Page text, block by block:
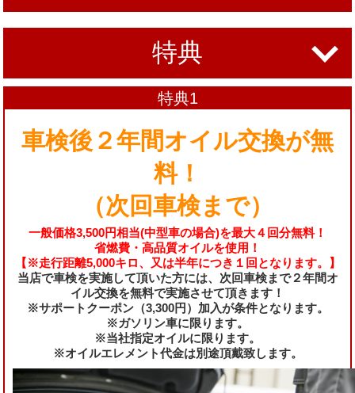
特典
特典1
車検後２年間オイル交換が無
料！
（次回車検まで）
一般価格3,500円相当(中型車の場合)を最大４回分無料！
省燃費・高品質オイルを使用！
【※走行距離5,000キロ、又は半年につき１回となります。】
当店で車検を実施して頂いた方には、次回車検まで２年間オ
イル交換を無料で実施させて頂きます！
※サポートクーポン（3,300円）加入が条件となります。
※ガソリン車に限ります。
※当社指定オイルに限ります。
※オイルエレメント代金は別途頂戴致します。